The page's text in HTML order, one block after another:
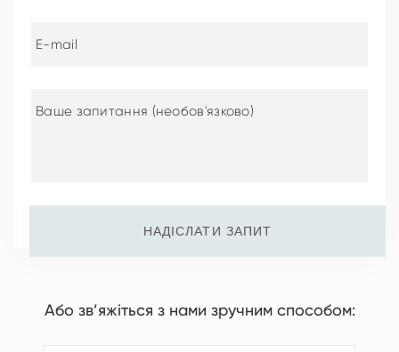
НАДІСЛАТИ ЗАПИТ
Або зв’яжіться з нами зручним способом: